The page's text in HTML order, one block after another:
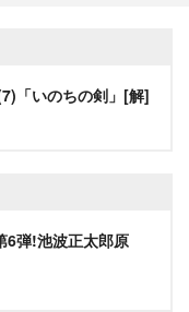
「いのちの剣」[解]
6弾!池波正太郎原